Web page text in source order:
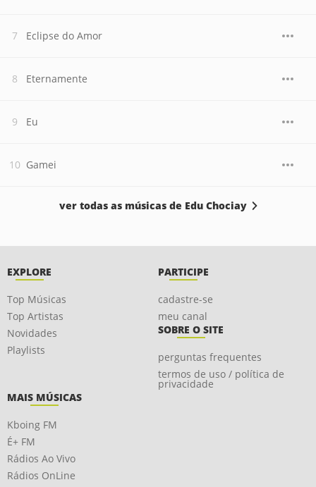
Eclipse do Amor
Eternamente
Eu
Gamei
ver todas as músicas de Edu Chociay
EXPLORE
Top Músicas
Top Artistas
Novidades
Playlists
PARTICIPE
cadastre-se
meu canal
SOBRE O SITE
perguntas frequentes
termos de uso / política de
privacidade
MAIS MÚSICAS
Kboing FM
É+ FM
Rádios Ao Vivo
Rádios OnLine